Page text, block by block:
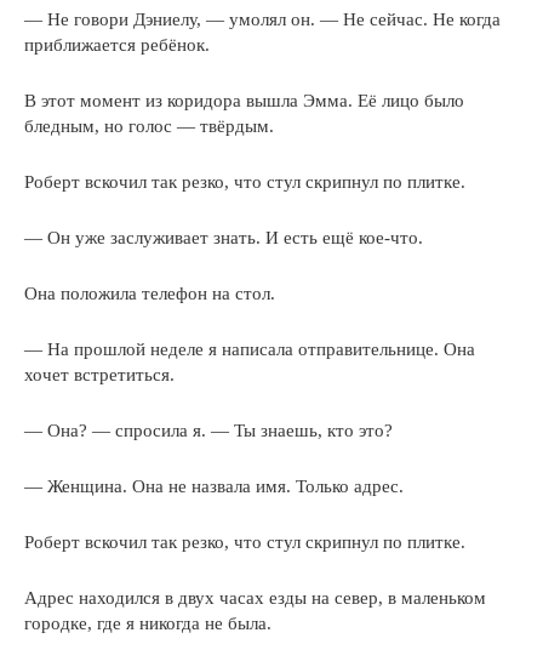
— Не говори Дэниелу, — умолял он. — Не сейчас. Не когда
приближается ребёнок.
В этот момент из коридора вышла Эмма. Её лицо было
бледным, но голос — твёрдым.
Роберт вскочил так резко, что стул скрипнул по плитке.
— Он уже заслуживает знать. И есть ещё кое-что.
Она положила телефон на стол.
— На прошлой неделе я написала отправительнице. Она
хочет встретиться.
— Она? — спросила я. — Ты знаешь, кто это?
— Женщина. Она не назвала имя. Только адрес.
Роберт вскочил так резко, что стул скрипнул по плитке.
Адрес находился в двух часах езды на север, в маленьком
городке, где я никогда не была.